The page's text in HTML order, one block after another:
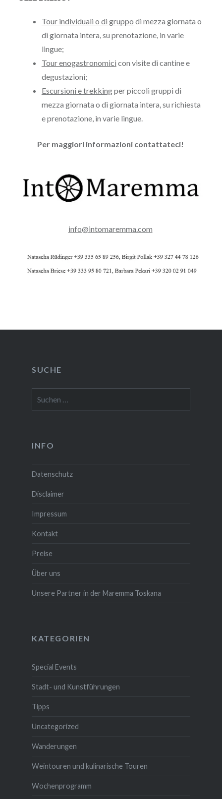
Tour individuali o di gruppo di mezza giornata o
di giornata intera, su prenotazione, in varie
lingue;
Tour enogastronomici con visite di cantine e
degustazioni;
Escursioni e trekkingper piccoli gruppi di
mezza giornata o di giornata intera, su richiesta
e prenotazione, in varie lingue.
Per maggiori informazioni contattateci!
info@intomaremma.com
SUCHE
nach:
INFO
Datenschutz
Disclaimer
Impressum
Kontakt
Preise
Über uns
Unsere Partner in der Maremma Toskana
KATEGORIEN
Special Events
Stadt- und Kunstführungen
Tipps
Uncategorized
Wanderungen
Weintouren und kulinarische Touren
Wochenprogramm